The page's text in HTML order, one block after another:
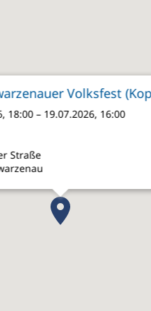
Volksfest
18:00 – 19.07.2026, 16:00
Straße